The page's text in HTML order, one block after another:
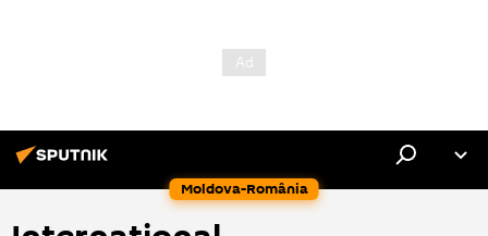
Moldova-România